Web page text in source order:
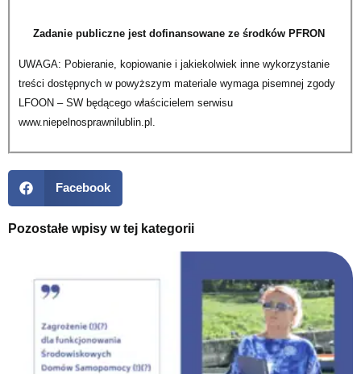
Zadanie publiczne jest dofinansowane ze środków PFRON
UWAGA: Pobieranie, kopiowanie i jakiekolwiek inne wykorzystanie
treści dostępnych w powyższym materiale wymaga pisemnej zgody
LFOON – SW będącego właścicielem serwisu
www.niepelnosprawnilublin.pl.
Facebook
Pozostałe wpisy w tej kategorii